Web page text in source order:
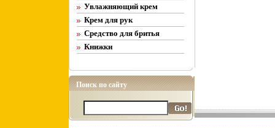
Увлажняющий крем
Крем для рук
Средство для бритья
Книжки
Поиск по сайту